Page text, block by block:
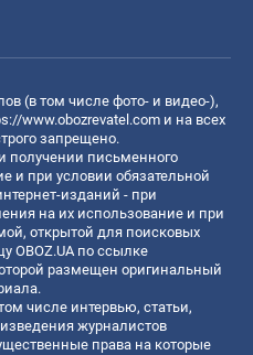
(в том числе фото- и видео-),
www.obozrevatel.com и на всех
запрещено.
получении письменного
и при условии обязательной
изданий - при
на их использование и при
открытой для поисковых
OBOZ.UA по ссылке
размещен оригинальный
числе интервью, статьи,
журналистов
права на которые